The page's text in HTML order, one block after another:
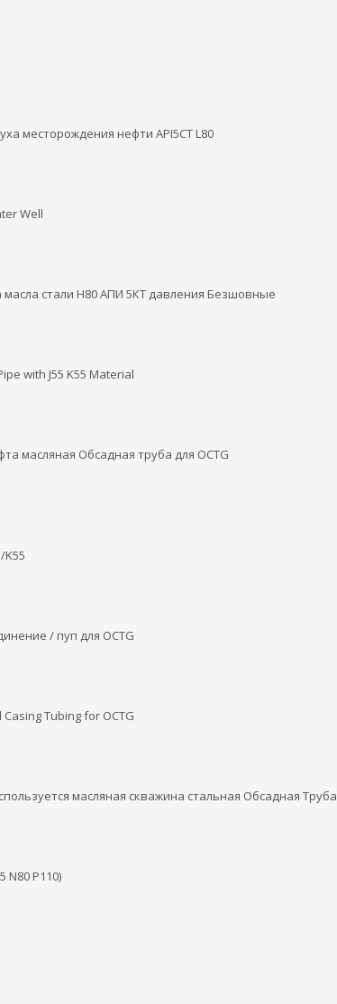
месторождения нефти API5CT L80
Well
стали Н80 АПИ 5КТ давления Безшовные
with J55 K55 Material
масляная Обсадная труба для OCTG
K55
/ пуп для OCTG
Casing Tubing for OCTG
масляная скважина стальная Обсадная Труба
N80 P110)